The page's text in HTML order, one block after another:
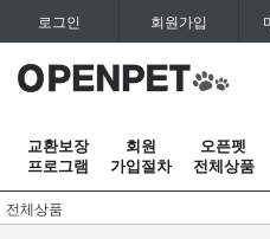
로그인 회원가입
교환보장
프로그램
회원
가입절차
오픈펫
전체상품
전체상품